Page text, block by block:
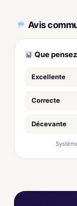
Avis
Que
Excellente
Correcte
Décevante